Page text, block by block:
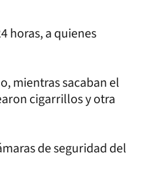
horas, a quienes
mientras sacaban el
cigarrillos y otra
de seguridad del